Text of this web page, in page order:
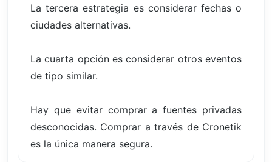
La tercera estrategia es considerar fechas o
ciudades alternativas.
La cuarta opción es considerar otros eventos
de tipo similar.
Hay que evitar comprar a fuentes privadas
desconocidas. Comprar a través de Cronetik
es la única manera segura.